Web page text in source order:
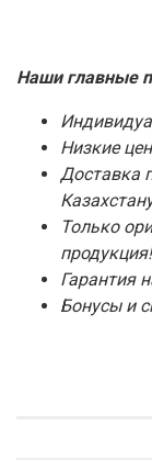
Наши главные
Низкие
Доставка
Только
продукция!
Гарантия
Бонусы и